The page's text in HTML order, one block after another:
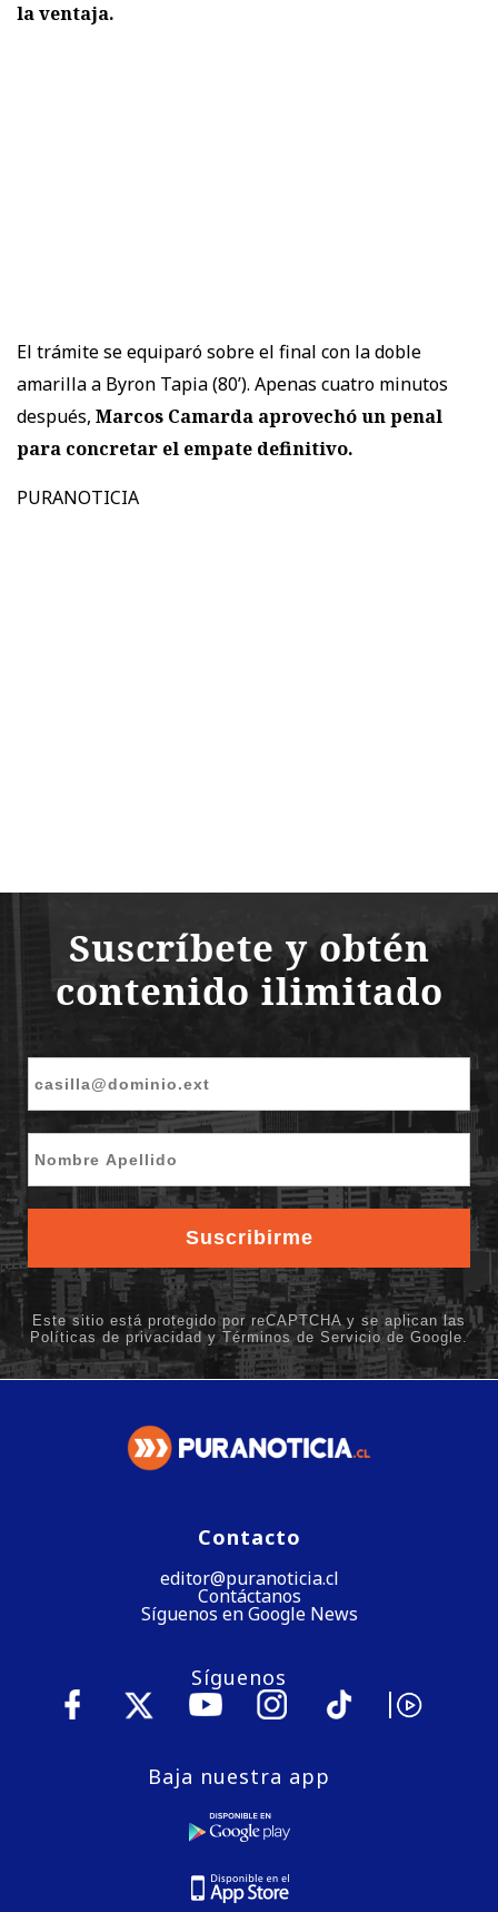
la ventaja.
El trámite se equiparó sobre el final con la doble
amarilla a Byron Tapia (80’). Apenas cuatro minutos
después, Marcos Camarda aprovechó un penal
para concretar el empate definitivo.
PURANOTICIA
Contacto
editor@puranoticia.cl
Contáctanos
Síguenos en Google News
Síguenos
Baja nuestra app